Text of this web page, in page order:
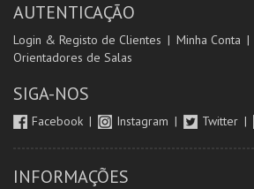
AUTENTICAÇÃO
Login & Registo de Clientes Minha Conta
Orientadores de Salas
SIGA-NOS
Facebook Instagram Twitter
INFORMAÇÕES